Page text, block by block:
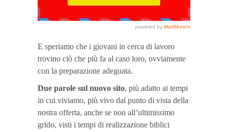
E speriamo che i giovani in cerca di lavoro
trovino ciò che più fa al caso loro, ovviamente
con la preparazione adeguata.
Due parole sul nuovo sito, più adatto ai tempi
in cui viviamo, più vivo dal punto di vista della
nostra offerta, anche se non all’ultimissimo
grido, visti i tempi di realizzazione biblici